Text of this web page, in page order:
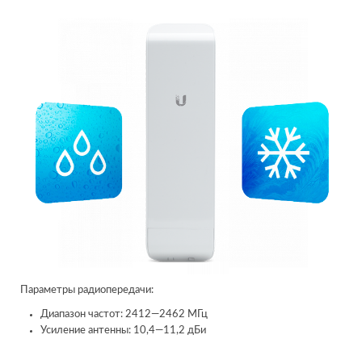
Параметры радиопередачи:
Диапазон частот: 2412—2462 МГц
Усиление антенны: 10,4—11,2 дБи